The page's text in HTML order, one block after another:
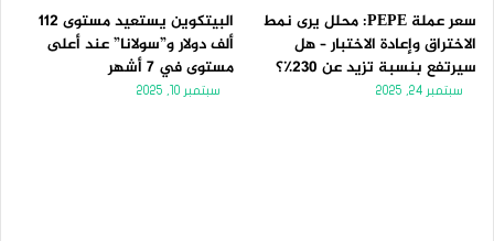
سعر عملة PEPE: محلل يرى نمط
الاختراق وإعادة الاختبار – هل
سيرتفع بنسبة تزيد عن 230٪؟
سبتمبر 24, 2025
البيتكوين يستعيد مستوى 112
ألف دولار و”سولانا” عند أعلى
مستوى في 7 أشهر
سبتمبر 10, 2025